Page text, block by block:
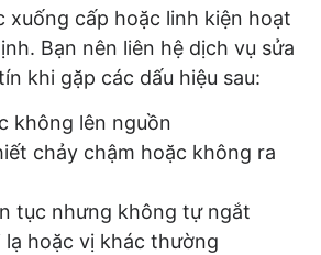
xuống cấp hoặc linh kiện hoạt
Bạn nên liên hệ dịch vụ sửa
khi gặp các dấu hiệu sau:
không lên nguồn
chảy chậm hoặc không ra
tục nhưng không tự ngắt
lạ hoặc vị khác thường